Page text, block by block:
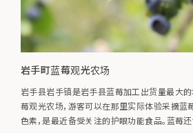
岩手町蓝莓观光农场
岩手县岩手镇是岩手县蓝莓加工出货量最大
莓观光农场，游客可以在那里实际体验采摘蓝
色素，是最近备受关注的护眼功能食品。蓝莓